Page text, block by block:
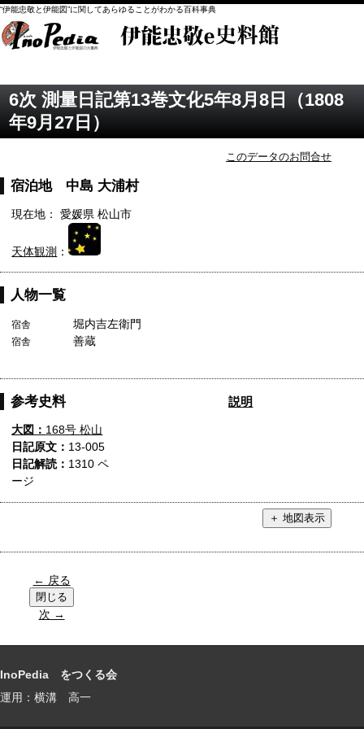
“伊能忠敬と伊能図”に関してあらゆることがわかる百科事典
6次 測量日記第13巻文化5年8月8日（1808
年9月27日）
このデータのお問合せ
宿泊地 中島 大浦村
現在地： 愛媛県 松山市
天体観測 ：
人物一覧
宿舎 堀内吉左衛門
宿舎 善蔵
参考史料 説明
大図： 168号 松山
日記原文： 13-005
日記解読： 1310 ペ
ージ
← 戻る
次 →
InoPedia をつくる会
運用：横溝 高一